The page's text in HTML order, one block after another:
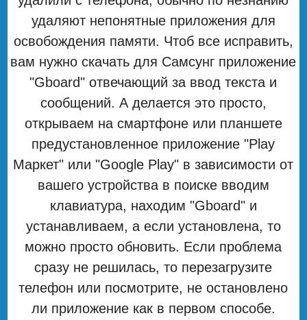
удаляют непонятные приложения для
освобождения памяти. Чтоб все исправить,
вам нужно скачать для Самсунг приложение
"Gboard" отвечающий за ввод текста и
сообщений. А делается это просто,
открываем на смартфоне или планшете
предустановленное приложение "Play
Маркет" или "Google Play" в зависимости от
вашего устройства в поиске вводим
клавиатура, находим "Gboard" и
устанавливаем, а если установлена, то
можно просто обновить. Если проблема
сразу не решилась, то перезагрузите
телефон или посмотрите, не остановлено
ли приложение как в первом способе.